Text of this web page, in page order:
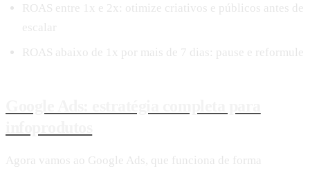
ROAS entre 1x e 2x: otimize criativos e públicos antes de
escalar
ROAS abaixo de 1x por mais de 7 dias: pause e reformule
Agora vamos ao Google Ads, que funciona de forma